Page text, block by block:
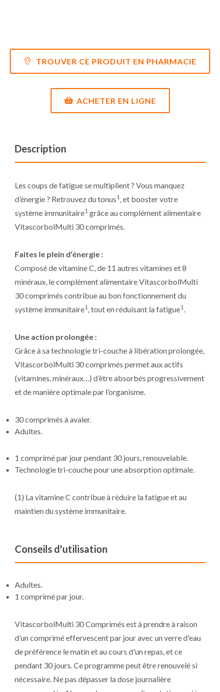
TROUVER CE PRODUIT EN PHARMACIE
ACHETER EN LIGNE
Description
Les coups de fatigue se multiplient ? Vous manquez
d’énergie ? Retrouvez du tonus1 , et booster votre
système immunitaire1 grâce au complément alimentaire
VitascorbolMulti 30 comprimés.
Faites le plein d’énergie :
Composé de vitamine C, de 11 autres vitamines et 8
minéraux, le complément alimentaire VitascorbolMulti
30 comprimés contribue au bon fonctionnement du
système immunitaire1 , tout en réduisant la fatigue1
Une action prolongée :
Grâce à sa technologie tri-couche à libération prolongée,
VitascorbolMulti 30 comprimés permet aux actifs
(vitamines, minéraux…) d’être absorbés progressivement
et de manière optimale par l’organisme.
30 comprimés à avaler.
Adultes .
1 comprimé par jour pendant 30 jours, renouvelable.
Technologie tri-couche pour une absorption optimale .
(1) La vitamine C contribue à réduire la fatigue et au
maintien du système immunitaire.
Conseils d'utilisation
Adultes.
1 comprimé par jour .
VitascorbolMulti 30 Comprimés est à prendre à raison
d’un comprimé effervescent par jour avec un verre d'eau
de préférence le matin et au cours d'un repas, et ce
pendant 30 jours. Ce programme peut être renouvelé si
nécessaire. Ne pas dépasser la dose journalière